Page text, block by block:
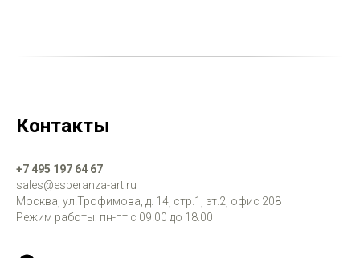
Контакты
+7 495 197 64 67
sales@esperanza-art.ru
Москва, ул.Трофимова, д. 14, стр.1, эт.2, офис 208
Режим работы: пн-пт с 09.00 до 18.00